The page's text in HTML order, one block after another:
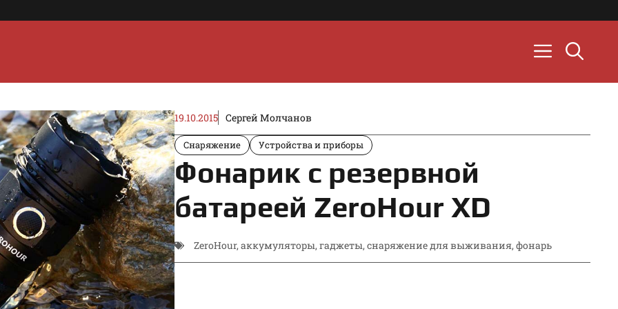
19.10.2015 Сергей Молчанов
Снаряжение Устройства и приборы
Фонарик с резервной
батареей ZeroHour XD
ZeroHour,аккумуляторы,гаджеты,снаряжение для выживания,фонарь